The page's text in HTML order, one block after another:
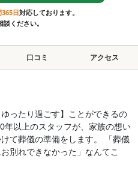
日対応しております。
ください。
口コミ アクセス
ったり過ごす】ことができるの
以上のスタッフが、家族の想い
て葬儀の準備をします。 「葬儀
別れできなかった」なんてこ